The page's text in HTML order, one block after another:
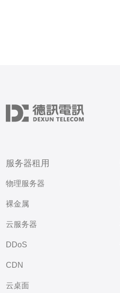
服务器租用
物理服务器
裸金属
云服务器
DDoS
CDN
云桌面